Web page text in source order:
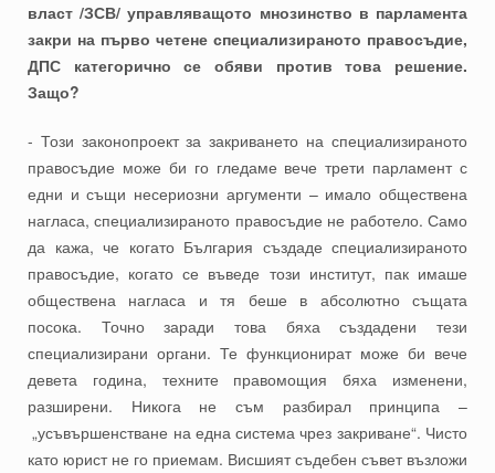
власт /ЗСВ/ управляващото мнозинство в парламента
закри на първо четене специализираното правосъдие,
ДПС категорично се обяви против това решение.
Защо?
- Този законопроект за закриването на специализираното
правосъдие може би го гледаме вече трети парламент с
едни и същи несериозни аргументи – имало обществена
нагласа, специализираното правосъдие не работело. Само
да кажа, че когато България създаде специализираното
правосъдие, когато се въведе този институт, пак имаше
обществена нагласа и тя беше в абсолютно същата
посока. Точно заради това бяха създадени тези
специализирани органи. Те функционират може би вече
девета година, техните правомощия бяха изменени,
разширени. Никога не съм разбирал принципа –
„усъвършенстване на една система чрез закриване“. Чисто
като юрист не го приемам. Висшият съдебен съвет възложи